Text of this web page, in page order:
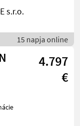
s.r.o.
15 napja online
4.797
€